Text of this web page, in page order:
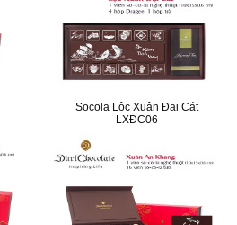
Socola Lộc Xuân Đại Cát
LXĐC06